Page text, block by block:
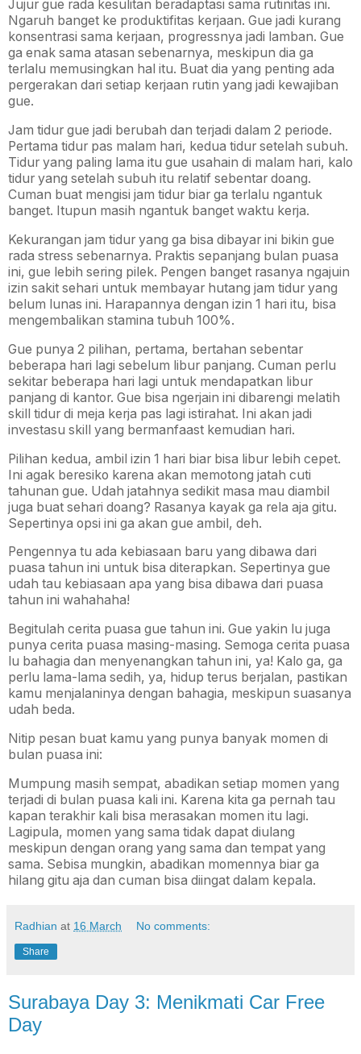
Jujur gue rada kesulitan beradaptasi sama rutinitas ini.
Ngaruh banget ke produktifitas kerjaan. Gue jadi kurang
konsentrasi sama kerjaan, progressnya jadi lamban. Gue
ga enak sama atasan sebenarnya, meskipun dia ga
terlalu memusingkan hal itu. Buat dia yang penting ada
pergerakan dari setiap kerjaan rutin yang jadi kewajiban
gue.
Jam tidur gue jadi berubah dan terjadi dalam 2 periode.
Pertama tidur pas malam hari, kedua tidur setelah subuh.
Tidur yang paling lama itu gue usahain di malam hari, kalo
tidur yang setelah subuh itu relatif sebentar doang.
Cuman buat mengisi jam tidur biar ga terlalu ngantuk
banget. Itupun masih ngantuk banget waktu kerja.
Kekurangan jam tidur yang ga bisa dibayar ini bikin gue
rada stress sebenarnya. Praktis sepanjang bulan puasa
ini, gue lebih sering pilek. Pengen banget rasanya ngajuin
izin sakit sehari untuk membayar hutang jam tidur yang
belum lunas ini. Harapannya dengan izin 1 hari itu, bisa
mengembalikan stamina tubuh 100%.
Gue punya 2 pilihan, pertama, bertahan sebentar
beberapa hari lagi sebelum libur panjang. Cuman perlu
sekitar beberapa hari lagi untuk mendapatkan libur
panjang di kantor. Gue bisa ngerjain ini dibarengi melatih
skill tidur di meja kerja pas lagi istirahat. Ini akan jadi
investasu skill yang bermanfaast kemudian hari.
Pilihan kedua, ambil izin 1 hari biar bisa libur lebih cepet.
Ini agak beresiko karena akan memotong jatah cuti
tahunan gue. Udah jatahnya sedikit masa mau diambil
juga buat sehari doang? Rasanya kayak ga rela aja gitu.
Sepertinya opsi ini ga akan gue ambil, deh.
Pengennya tu ada kebiasaan baru yang dibawa dari
puasa tahun ini untuk bisa diterapkan. Sepertinya gue
udah tau kebiasaan apa yang bisa dibawa dari puasa
tahun ini wahahaha!
Begitulah cerita puasa gue tahun ini. Gue yakin lu juga
punya cerita puasa masing-masing. Semoga cerita puasa
lu bahagia dan menyenangkan tahun ini, ya! Kalo ga, ga
perlu lama-lama sedih, ya, hidup terus berjalan, pastikan
kamu menjalaninya dengan bahagia, meskipun suasanya
udah beda.
Nitip pesan buat kamu yang punya banyak momen di
bulan puasa ini:
Mumpung masih sempat, abadikan setiap momen yang
terjadi di bulan puasa kali ini. Karena kita ga pernah tau
kapan terakhir kali bisa merasakan momen itu lagi.
Lagipula, momen yang sama tidak dapat diulang
meskipun dengan orang yang sama dan tempat yang
sama. Sebisa mungkin, abadikan momennya biar ga
hilang gitu aja dan cuman bisa diingat dalam kepala.
Radhian at 16 March No comments:
Share
Surabaya Day 3: Menikmati Car Free
Day